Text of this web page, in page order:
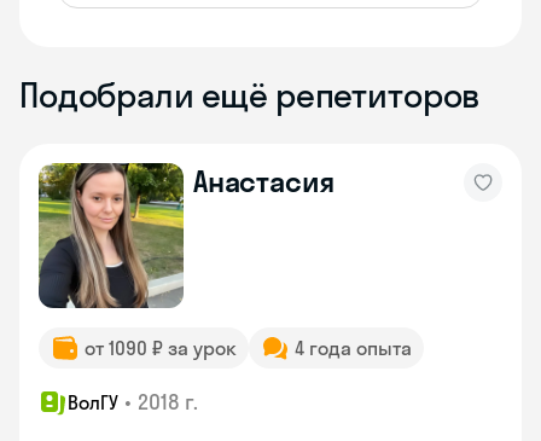
Подобрали ещё репетиторов
Анастасия
от 1090 ₽ за урок 4 года опыта
ВолГУ • 2018 г.